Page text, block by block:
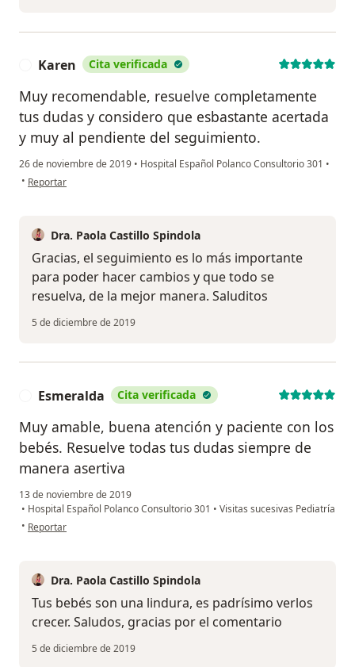
Karen Cita verificada
Muy recomendable, resuelve completamente
tus dudas y considero que esbastante acertada
y muy al pendiente del seguimiento.
26 de noviembre de 2019 • Hospital Español Polanco Consultorio 301 •
• en opinión del usuario Karen
Reportar
Dra. Paola Castillo Spindola
Gracias, el seguimiento es lo más importante
para poder hacer cambios y que todo se
resuelva, de la mejor manera. Saluditos
5 de diciembre de 2019
Esmeralda Cita verificada
Muy amable, buena atención y paciente con los
bebés. Resuelve todas tus dudas siempre de
manera asertiva
13 de noviembre de 2019
• Hospital Español Polanco Consultorio 301 • Visitas sucesivas Pediatría
• en opinión del usuario Esmeralda
Reportar
Dra. Paola Castillo Spindola
Tus bebés son una lindura, es padrísimo verlos
crecer. Saludos, gracias por el comentario
5 de diciembre de 2019